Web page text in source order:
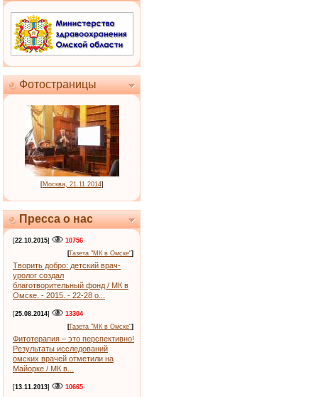
Фотостраницы
[Москва, 21.11.2014]
Пресса о нас
[22.10.2015]
10756
[Газета "МК в Омске"]
Творить добро: детский врач-
уролог создал
благотворительный фонд / МК в
Омске. - 2015. - 22-28 о...
[25.08.2014]
13304
[Газета "МК в Омске"]
Фитотерапия – это перспективно!
Результаты исследований
омских врачей отметили на
Майорке / МК в...
[13.11.2013]
10665